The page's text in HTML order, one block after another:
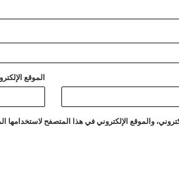
الموقع
والموقع الإلكتروني في هذا المتصفح لاستخدامها